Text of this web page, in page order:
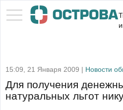
15:09, 21 Января 2009 | Новости
Для получения
натуральных льгот